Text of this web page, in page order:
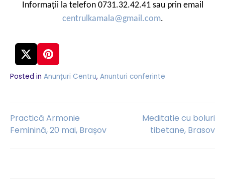
Informații la telefon 0731.32.42.41 sau prin email
centrulkamala@gmail.com.
Posted in Anunțuri Centru, Anunturi conferinte
Navigare
Practică Armonie
Feminină, 20 mai, Brașov
Meditatie cu boluri
tibetane, Brasov